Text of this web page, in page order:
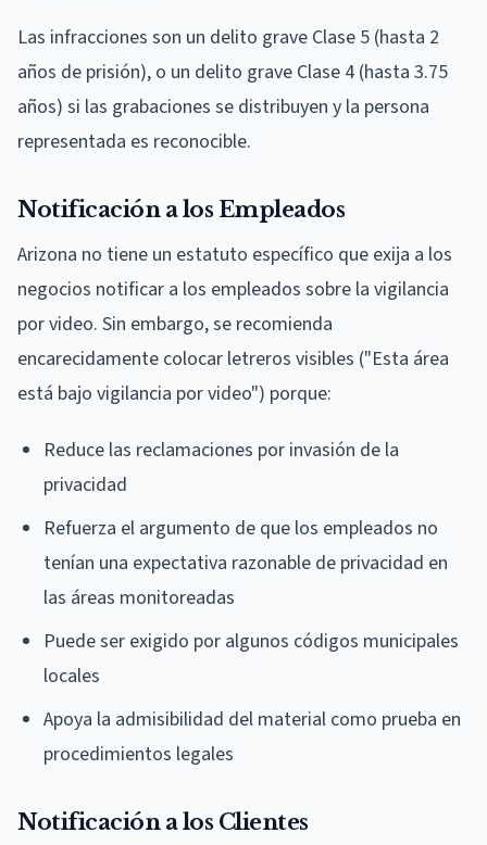
Las infracciones son un delito grave Clase 5 (hasta 2
años de prisión), o un delito grave Clase 4 (hasta 3.75
años) si las grabaciones se distribuyen y la persona
representada es reconocible.
Notificación a los Empleados
Arizona no tiene un estatuto específico que exija a los
negocios notificar a los empleados sobre la vigilancia
por video. Sin embargo, se recomienda
encarecidamente colocar letreros visibles ("Esta área
está bajo vigilancia por video") porque:
Reduce las reclamaciones por invasión de la
privacidad
Refuerza el argumento de que los empleados no
tenían una expectativa razonable de privacidad en
las áreas monitoreadas
Puede ser exigido por algunos códigos municipales
locales
Apoya la admisibilidad del material como prueba en
procedimientos legales
Notificación a los Clientes